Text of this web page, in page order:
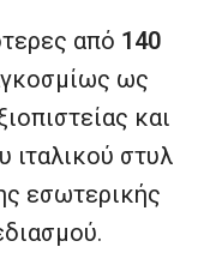
από 140
ως
και
ιταλικού στυλ
εσωτερικής